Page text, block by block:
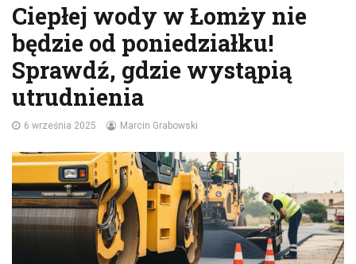
Ciepłej wody w Łomży nie
będzie od poniedziałku!
Sprawdź, gdzie wystąpią
utrudnienia
6 września 2025 Marcin Grabowski